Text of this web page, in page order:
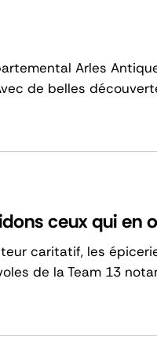
Arles
de belles
ceux qui en
caritatif, les
de la Team 13